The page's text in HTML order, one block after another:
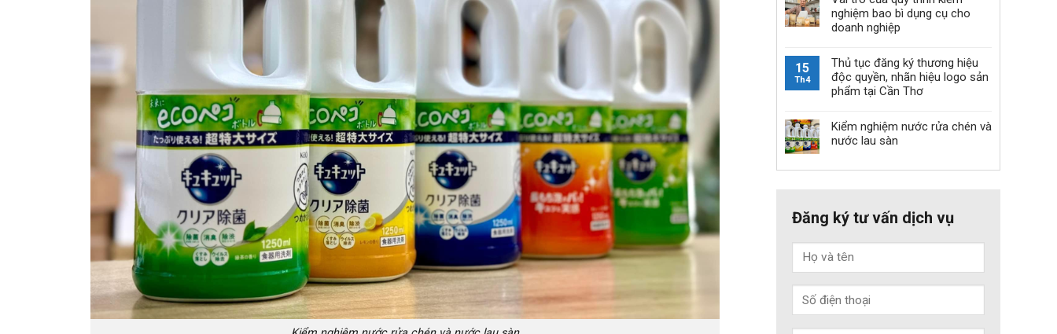
nghiệm bao bì dụng cụ cho
doanh nghiệp
15
Th4
Thủ tục đăng ký thương hiệu
độc quyền, nhãn hiệu logo sản
phẩm tại Cần Thơ
Kiểm nghiệm nước rửa chén và
nước lau sàn
Đăng ký tư vấn dịch vụ